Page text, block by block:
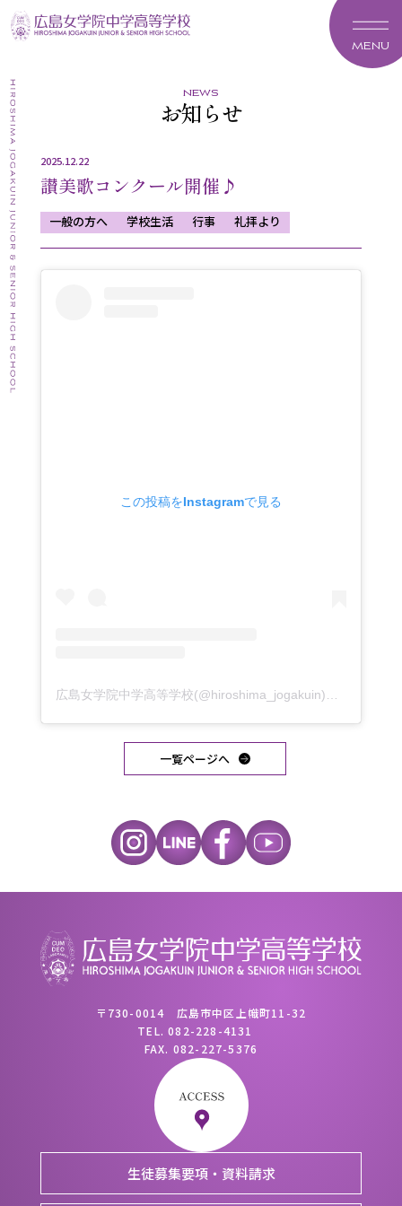
MENU
news
お知らせ
2025.12.22
讃美歌コンクール開催♪
一般の方へ 学校生活 行事 礼拝より
この投稿をInstagramで見る
広島女学院中学高等学校(@hiroshima_jogakuin)がシェアした投稿
一覧ページへ
〒730-0014 広島市中区上幟町11-32
TEL.082-228-4131
FAX. 082-227-5376
生徒募集要項・資料請求